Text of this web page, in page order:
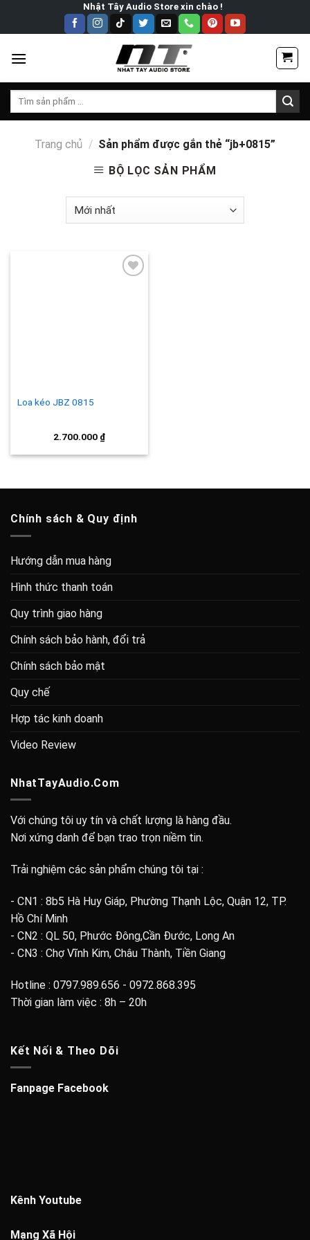
Nhật Tây Audio Store xin chào !
Tìm
Trang chủ / Sản phẩm được gắn thẻ “jb+0815”
BỘ LỌC SẢN PHẨM
Loa kéo JBZ 0815
2.700.000 ₫
Chính sách & Quy định
Hướng dẫn mua hàng
Hình thức thanh toán
Quy trình giao hàng
Chính sách bảo hành, đổi trả
Chính sách bảo mật
Quy chế
Hợp tác kinh doanh
Video Review
NhatTayAudio.Com
Với chúng tôi uy tín và chất lượng là hàng đầu.
Nơi xứng danh để bạn trao trọn niềm tin.
Trải nghiệm các sản phẩm chúng tôi tại :
- CN1 : 8b5 Hà Huy Giáp, Phường Thạnh Lộc, Quận 12, TP.
Hồ Chí Minh
- CN2 : QL 50, Phước Đông,Cần Đước, Long An
- CN3 : Chợ Vĩnh Kim, Châu Thành, Tiền Giang
Hotline : 0797.989.656 - 0972.868.395
Thời gian làm việc : 8h – 20h
Kết Nối & Theo Dõi
Fanpage Facebook
Kênh Youtube
Mạng Xã Hội